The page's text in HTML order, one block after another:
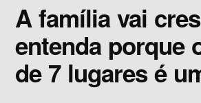
Sobre a
A família vai
entenda porque
de 7 lugares é